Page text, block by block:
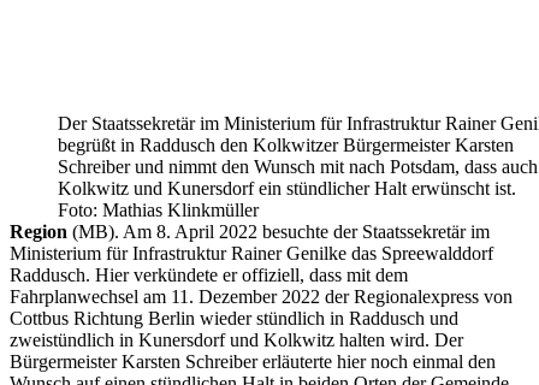
Der Staatssekretär im Ministerium für Infrastruktur Rainer
begrüßt in Raddusch den Kolkwitzer Bürgermeister Karsten
Schreiber und nimmt den Wunsch mit nach Potsdam, dass
Kolkwitz und Kunersdorf ein stündlicher Halt erwünscht ist.
Foto: Mathias Klinkmüller
Region (MB). Am 8. April 2022 besuchte der Staatssekretär im
Ministerium für Infrastruktur Rainer Genilke das Spreewalddorf
Raddusch. Hier verkündete er offiziell, dass mit dem
Fahrplanwechsel am 11. Dezember 2022 der Regionalexpress von
Cottbus Richtung Berlin wieder stündlich in Raddusch und
zweistündlich in Kunersdorf und Kolkwitz halten wird. Der
Bürgermeister Karsten Schreiber erläuterte hier noch einmal den